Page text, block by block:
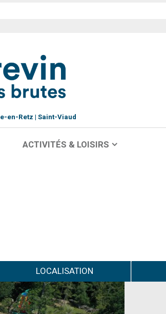
en-Retz Saint-Viaud
ACTIVITÉS & LOISIRS
LOCALISATION